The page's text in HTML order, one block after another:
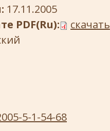
17.11.2005
PDF(Ru):
скачать
5-1-54-68